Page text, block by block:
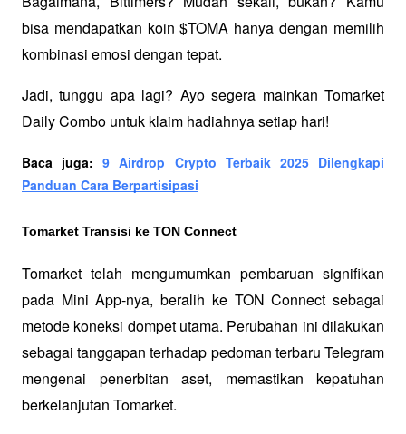
bisa mendapatkan koin $TOMA hanya dengan memilih
kombinasi emosi dengan tepat.
Jadi, tunggu apa lagi? Ayo segera mainkan Tomarket
Daily Combo untuk klaim hadiahnya setiap hari!
Baca juga: 9 Airdrop Crypto Terbaik 2025 Dilengkapi
Panduan Cara Berpartisipasi
Tomarket Transisi ke TON Connect
Tomarket telah mengumumkan pembaruan signifikan
pada Mini App-nya, beralih ke TON Connect sebagai
metode koneksi dompet utama. Perubahan ini dilakukan
sebagai tanggapan terhadap pedoman terbaru Telegram
mengenai penerbitan aset, memastikan kepatuhan
berkelanjutan Tomarket.